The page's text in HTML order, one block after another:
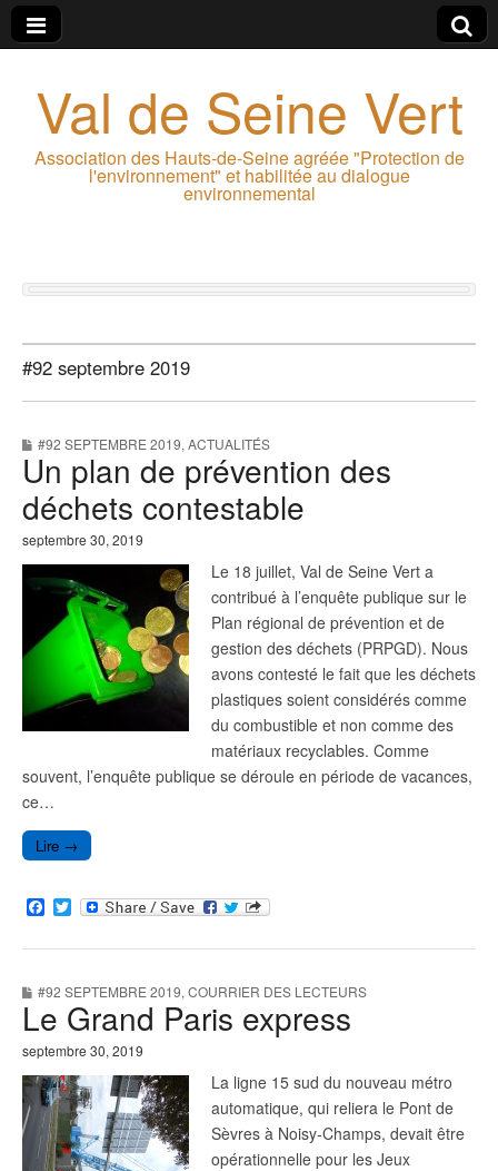
Val de Seine Vert
Association des Hauts-de-Seine agréée "Protection de
l'environnement" et habilitée au dialogue
environnemental
#92 septembre 2019
#92 SEPTEMBRE 2019, ACTUALITÉS
Un plan de prévention des
déchets contestable
septembre 30, 2019
Le 18 juillet, Val de Seine Vert a
contribué à l’enquête publique sur le
Plan régional de prévention et de
gestion des déchets (PRPGD). Nous
avons contesté le fait que les déchets
plastiques soient considérés comme
du combustible et non comme des
matériaux recyclables. Comme
souvent, l’enquête publique se déroule en période de vacances,
ce…
Lire →
F
a
c
o
o
k
T
w
i
e
r
#92 SEPTEMBRE 2019, COURRIER DES LECTEURS
Le Grand Paris express
septembre 30, 2019
La ligne 15 sud du nouveau métro
automatique, qui reliera le Pont de
Sèvres à Noisy-Champs, devait être
opérationnelle pour les Jeux